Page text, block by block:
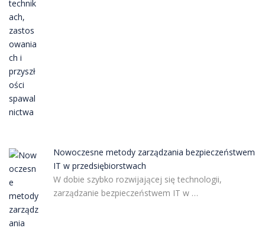
Nowoczesne metody zarządzania bezpieczeństwem
IT w przedsiębiorstwach
W dobie szybko rozwijającej się technologii,
zarządzanie bezpieczeństwem IT w …